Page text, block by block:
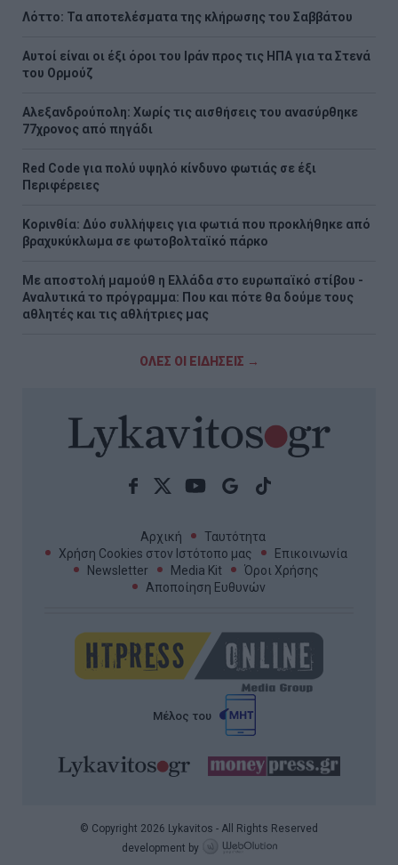
Λόττο: Τα αποτελέσματα της κλήρωσης του Σαββάτου
Αυτοί είναι οι έξι όροι του Ιράν προς τις ΗΠΑ για τα Στενά
του Ορμούζ
Αλεξανδρούπολη: Χωρίς τις αισθήσεις του ανασύρθηκε
77χρονος από πηγάδι
Red Code για πολύ υψηλό κίνδυνο φωτιάς σε έξι
Περιφέρειες
Κορινθία: Δύο συλλήψεις για φωτιά που προκλήθηκε από
βραχυκύκλωμα σε φωτοβολταϊκό πάρκο
Με αποστολή μαμούθ η Ελλάδα στο ευρωπαϊκό στίβου -
Αναλυτικά το πρόγραμμα: Που και πότε θα δούμε τους
αθλητές και τις αθλήτριες μας
ΟΛΕΣ ΟΙ ΕΙΔΗΣΕΙΣ →
Αρχική
Ταυτότητα
Χρήση Cookies στον Ιστότοπο μας
Επικοινωνία
Newsletter
Media Kit
Όροι Χρήσης
Αποποίηση Ευθυνών
Μέλος του
© Copyright 2026 Lykavitos - All Rights Reserved
development by